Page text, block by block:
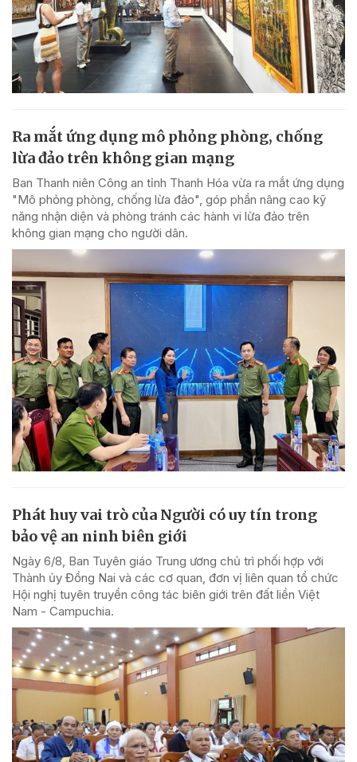
Ra mắt ứng dụng mô phỏng phòng, chống
lừa đảo trên không gian mạng
Ban Thanh niên Công an tỉnh Thanh Hóa vừa ra mắt ứng dụng
"Mô phỏng phòng, chống lừa đảo", góp phần nâng cao kỹ
năng nhận diện và phòng tránh các hành vi lừa đảo trên
không gian mạng cho người dân.
Phát huy vai trò của Người có uy tín trong
bảo vệ an ninh biên giới
Ngày 6/8, Ban Tuyên giáo Trung ương chủ trì phối hợp với
Thành ủy Đồng Nai và các cơ quan, đơn vị liên quan tổ chức
Hội nghị tuyên truyền công tác biên giới trên đất liền Việt
Nam - Campuchia.